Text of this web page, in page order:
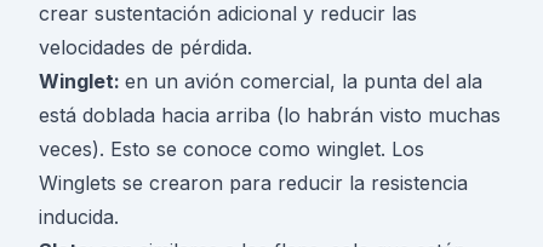
crear sustentación adicional y reducir las
velocidades de pérdida.
Winglet: en un avión comercial, la punta del ala
está doblada hacia arriba (lo habrán visto muchas
veces). Esto se conoce como winglet. Los
Winglets se crearon para reducir la resistencia
inducida.